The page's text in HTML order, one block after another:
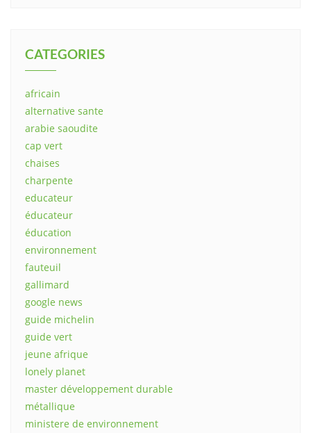
CATEGORIES
africain
alternative sante
arabie saoudite
cap vert
chaises
charpente
educateur
éducateur
éducation
environnement
fauteuil
gallimard
google news
guide michelin
guide vert
jeune afrique
lonely planet
master développement durable
métallique
ministere de environnement